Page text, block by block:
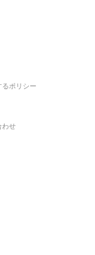
ポリシー
わせ